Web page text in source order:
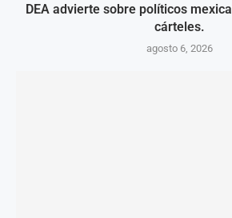
DEA advierte sobre políticos
cárteles.
agosto 6, 2026